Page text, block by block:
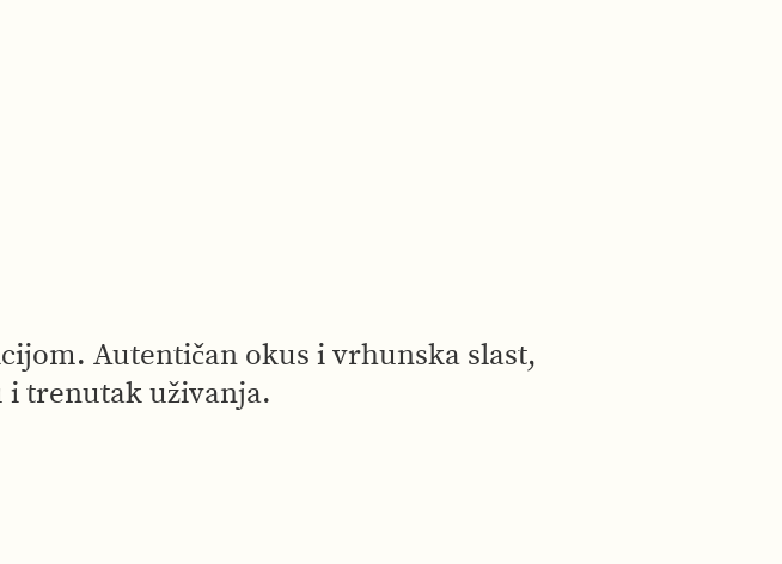
Autentičan okus i vrhunska slast,
trenutak uživanja.